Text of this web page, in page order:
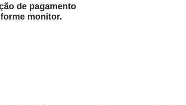
de pagamento
monitor.